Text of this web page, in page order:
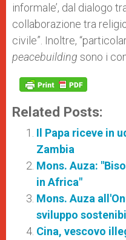
informale’, dal dialogo
collaborazione tra
civile”. Inoltre,
peacebuilding sono i
Related Posts:
Il Papa riceve in
Zambia
Mons. Auza:
in Africa"
Mons. Auza
sviluppo
Cina, vescovo